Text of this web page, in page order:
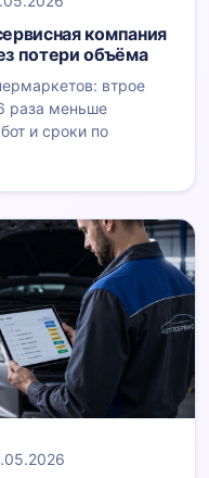
компания
потери объёма
втрое
раза меньше
и сроки по